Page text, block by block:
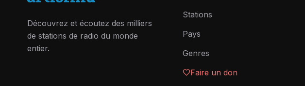
Découvrez et écoutez des milliers
de stations de radio du monde
entier.
Stations
Pays
Genres
Faire un don